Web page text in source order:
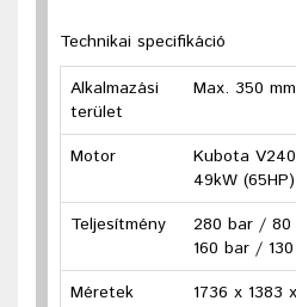
Technikai specifikáció
Alkalmazási
terület
Max. 350 mm
Motor
Kubota
49kW (65HP)
Teljesítmény
280 bar / 80
160 bar /
Méretek
1736 x 1383